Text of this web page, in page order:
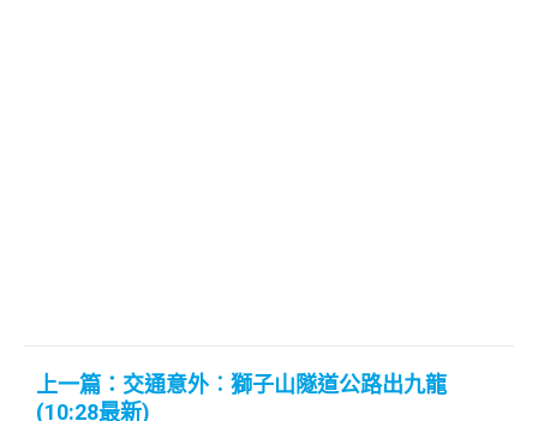
上一篇：交通意外︰獅子山隧道公路出九龍
(10:28最新)